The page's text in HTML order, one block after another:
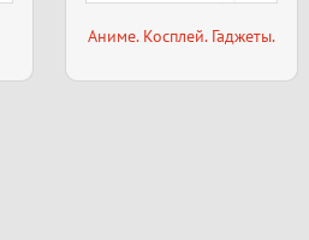
Аниме. Косплей. Гаджеты.